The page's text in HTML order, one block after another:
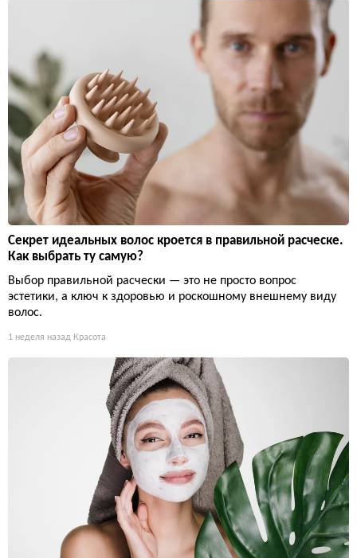
Секрет идеальных волос кроется в правильной расческе.
Как выбрать ту самую?
Выбор правильной расчески — это не просто вопрос
эстетики, а ключ к здоровью и роскошному внешнему виду
волос.
1 неделя назад Красота